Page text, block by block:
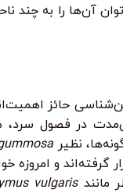
آن‌ها را به
حائز
در فصول
نظیر
گرفته‌اند و
مانندvulgaris